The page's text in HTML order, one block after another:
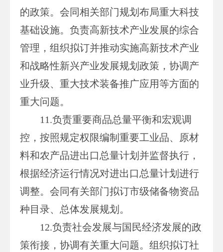
的政策。会同相关部门规划布局重大科技
基础设施。负责高新技术产业发展的综合
管理，组织拟订并推动实施高新技术产业
和战略性新兴产业发展规划政策，协调产
业升级、重大技术装备推广应用等方面的
重大问题。
11.负责重要商品总量平衡和宏观调
控，按照规定权限编制重要工业品、原材
料和农产品进出口总量计划并监督执行，
根据经济运行情况对进出口总量计划进行
调整。会同有关部门拟订市级储备物资品
种目录、总体发展规划。
12.负责社会发展与国民经济发展的政
策衔接，协调有关重大问题。组织拟订社